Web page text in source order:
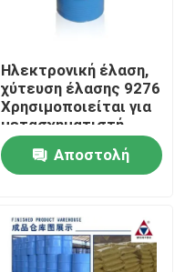
Ηλεκτρονική έλαση,
χύτευση έλασης 9276
Χρησιμοποιείται για
μετασχηματιστή
μεσαίας και υψηλής
τάσης Αποστολή